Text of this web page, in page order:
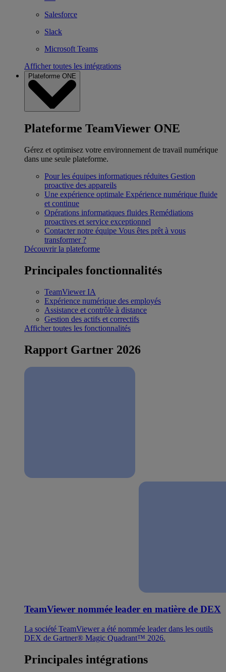
Salesforce
Slack
Microsoft Teams
Afficher toutes les intégrations
Plateforme ONE
Plateforme TeamViewer ONE
Gérez et optimisez votre environnement de travail numérique
dans une seule plateforme.
Pour les équipes informatiques réduites Gestion
proactive des appareils
Une expérience optimale Expérience numérique fluide
et continue
Opérations informatiques fluides Remédiations
proactives et service exceptionnel
Contacter notre équipe Vous êtes prêt à vous
transformer ?
Découvrir la plateforme
Principales fonctionnalités
TeamViewer IA
Expérience numérique des employés
Assistance et contrôle à distance
Gestion des actifs et correctifs
Afficher toutes les fonctionnalités
Rapport Gartner 2026
TeamViewer nommée leader en matière de DEX
La société TeamViewer a été nommée leader dans les outils
DEX de Gartner® Magic Quadrant™ 2026.
Principales intégrations